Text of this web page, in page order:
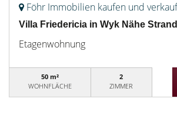
Föhr Immobilien kaufen und
Villa Friedericia in Wyk Nähe
Etagenwohnung
50 m²
WOHNFLÄCHE
2
ZIMMER